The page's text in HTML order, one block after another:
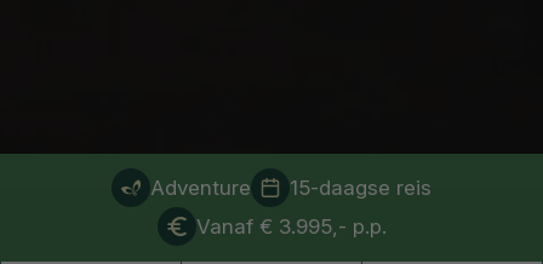
Adventure
15-daagse reis
Vanaf € 3.995,- p.p.